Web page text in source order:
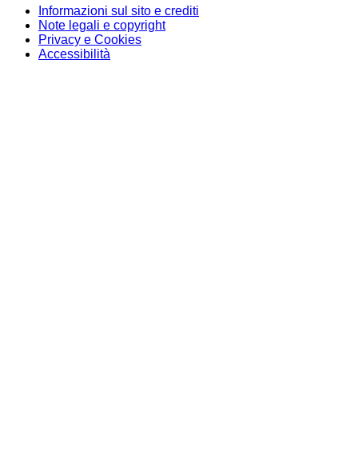
Informazioni sul sito e crediti
Note legali e copyright
Privacy e Cookies
Accessibilità